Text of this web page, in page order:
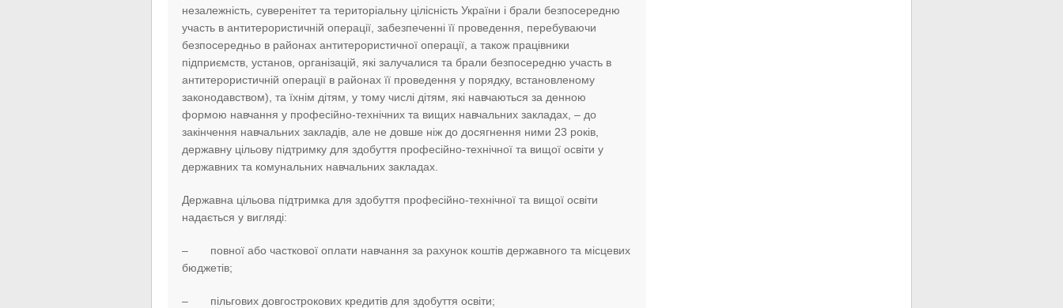
незалежність, суверенітет та територіальну цілісність України і брали безпосередню
участь в антитерористичній операції, забезпеченні її проведення, перебуваючи
безпосередньо в районах антитерористичної операції, а також працівники
підприємств, установ, організацій, які залучалися та брали безпосередню участь в
антитерористичній операції в районах її проведення у порядку, встановленому
законодавством), та їхнім дітям, у тому числі дітям, які навчаються за денною
формою навчання у професійно-технічних та вищих навчальних закладах, – до
закінчення навчальних закладів, але не довше ніж до досягнення ними 23 років,
державну цільову підтримку для здобуття професійно-технічної та вищої освіти у
державних та комунальних навчальних закладах.
Державна цільова підтримка для здобуття професійно-технічної та вищої освіти
надається у вигляді:
– повної або часткової оплати навчання за рахунок коштів державного та місцевих
бюджетів;
– пільгових довгострокових кредитів для здобуття освіти;